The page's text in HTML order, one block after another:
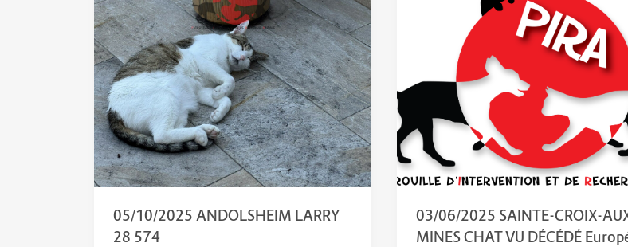
05/10/2025 ANDOLSHEIM LARRY
28 574
03/06/2025 SAINTE-CROIX-
MINES CHAT VU DÉCÉDÉ